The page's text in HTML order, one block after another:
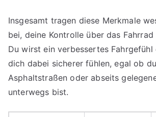
Insgesamt tragen diese Merkmale
bei, deine Kontrolle über das
Du wirst ein verbessertes Fahrgefühl
dich dabei sicherer fühlen, egal ob
Asphaltstraßen oder abseits
unterwegs bist.